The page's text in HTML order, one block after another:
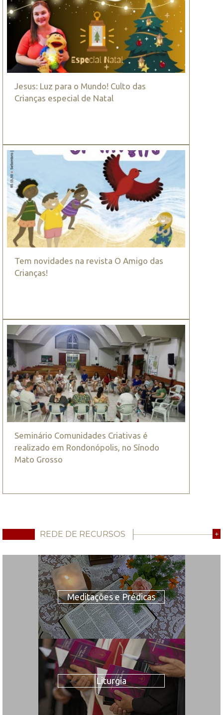
Jesus: Luz para o Mundo! Culto das
Crianças especial de Natal
Tem novidades na revista O Amigo das
Crianças!
Seminário Comunidades Criativas é
realizado em Rondonópolis, no Sínodo
Mato Grosso
REDE DE RECURSOS +
Meditações e Prédicas
Liturgia